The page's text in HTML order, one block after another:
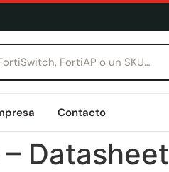
Contacto
Datasheet